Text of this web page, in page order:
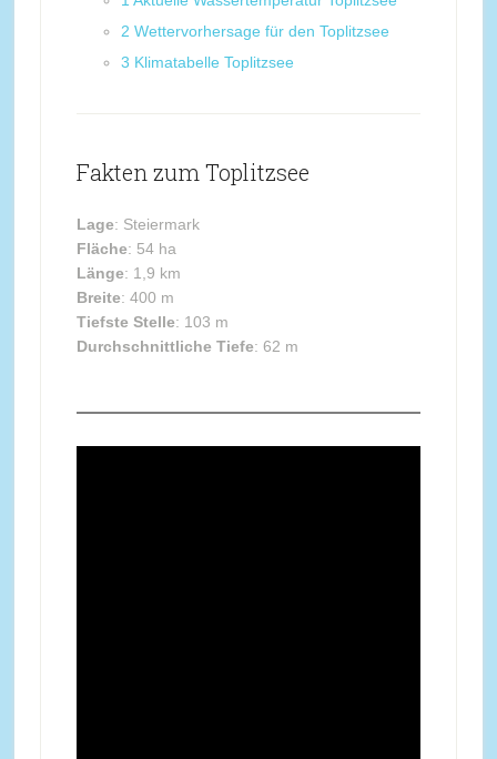
2 Wettervorhersage für den Toplitzsee
3 Klimatabelle Toplitzsee
Fakten zum Toplitzsee
Lage: Steiermark
Fläche: 54 ha
Länge: 1,9 km
Breite: 400 m
Tiefste Stelle: 103 m
Durchschnittliche Tiefe: 62 m